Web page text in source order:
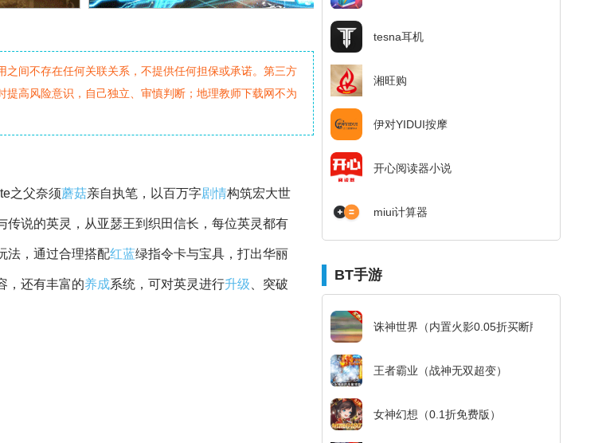
间不存在任何关联关系，不提供任何担保或承诺。第三方
高风险意识，自己独立、审慎判断；地理教师下载网不为
之父奈须蘑菇亲自执笔，以百万字剧情构筑宏大世
说的英灵，从亚瑟王到织田信长，每位英灵都有
法，通过合理搭配红蓝绿指令卡与宝具，打出华丽
，还有丰富的养成系统，可对英灵进行升级 、突破
tesna耳机
湘旺购
伊对YIDUI按摩
开心阅读器小说
miui计算器
BT手游
诛神世界（内置火影0.05折买断版）
王者霸业（战神无双超变）
女神幻想（0.1折免费版）